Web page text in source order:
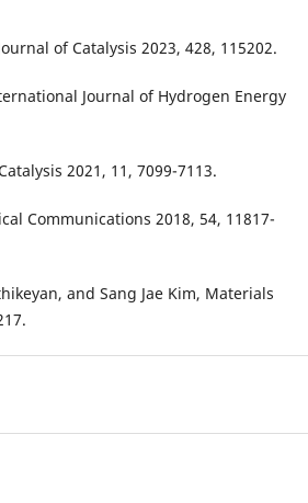
of Catalysis 2023, 428, 115202.
Journal of Hydrogen Energy
2021, 11, 7099-7113.
Communications 2018, 54, 11817-
and Sang Jae Kim, Materials